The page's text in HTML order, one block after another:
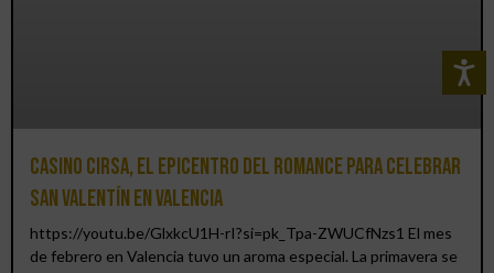
Casino CIRSA, el epicentro del romance para celebrar
San Valentín en Valencia
https://youtu.be/GlxkcU1H-rI?si=pk_Tpa-ZWUCfNzs1 El mes
de febrero en Valencia tuvo un aroma especial. La primavera se